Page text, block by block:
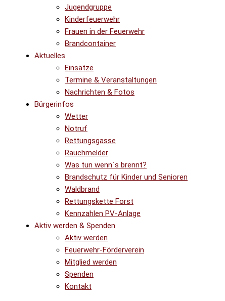
Jugendgruppe
Kinderfeuerwehr
Frauen in der Feuerwehr
Brandcontainer
Aktuelles
Einsätze
Termine & Veranstaltungen
Nachrichten & Fotos
Bürgerinfos
Wetter
Notruf
Rettungsgasse
Rauchmelder
Was tun wenn´s brennt?
Brandschutz für Kinder und Senioren
Waldbrand
Rettungskette Forst
Kennzahlen PV-Anlage
Aktiv werden & Spenden
Aktiv werden
Feuerwehr-Förderverein
Mitglied werden
Spenden
Kontakt